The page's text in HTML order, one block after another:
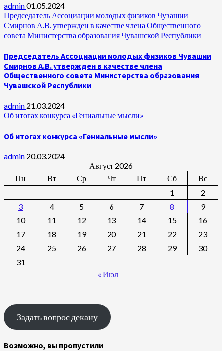
admin01.05.2024
Председатель Ассоциации молодых физиков Чувашии
Смирнов А.В. утвержден в качестве члена Общественного
совета Министерства образования Чувашской Республики
Председатель Ассоциации молодых физиков Чувашии
Смирнов А.В. утвержден в качестве члена
Общественного совета Министерства образования
Чувашской Республики
admin 21.03.2024
Об итогах конкурса «Гениальные мысли»
Об итогах конкурса «Гениальные мысли»
admin 20.03.2024
Август 2026
Пн
Вт Ср Чт Пт Сб
Вс
1
2
3
4 5 6 7 8
9
10
11 12 13 14 15
16
17
18 19 20 21 22
23
24
25 26 27 28 29
30
31
« Июл
Задать вопрос декану
Возможно, вы пропустили